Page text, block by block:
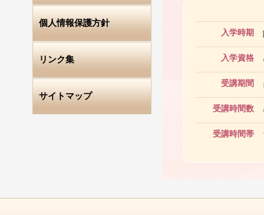
入学時期
入学資格
受講期間
受講時間数
受講時間帯
個人情報保護方針
リンク集
サイトマップ